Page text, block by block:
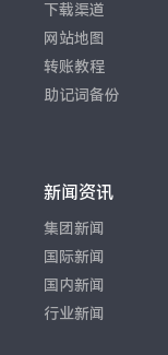
下载渠道
网站地图
转账教程
助记词备份
新闻资讯
集团新闻
国际新闻
国内新闻
行业新闻